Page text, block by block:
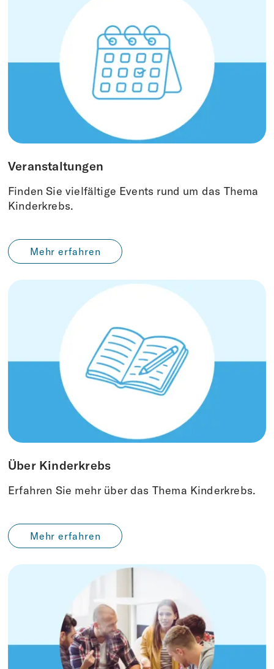
Veranstaltungen
Finden Sie vielfältige Events rund um das Thema
Kinderkrebs.
Mehr erfahren
Über Kinderkrebs
Erfahren Sie mehr über das Thema Kinderkrebs.
Mehr erfahren